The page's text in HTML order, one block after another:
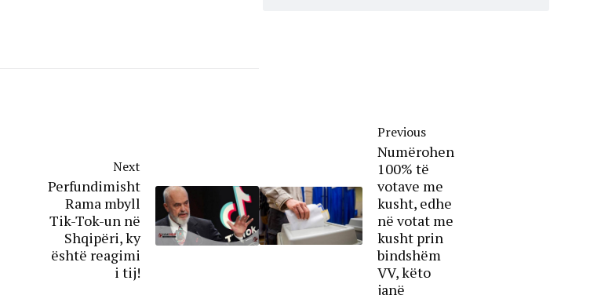
Previous
Numërohen
100% të
votave me
kusht, edhe
në votat me
kusht prin
bindshëm
VV, këto
janë
Next
Perfundimisht
Rama mbyll
Tik-Tok-un në
Shqipëri, ky
është reagimi
i tij!